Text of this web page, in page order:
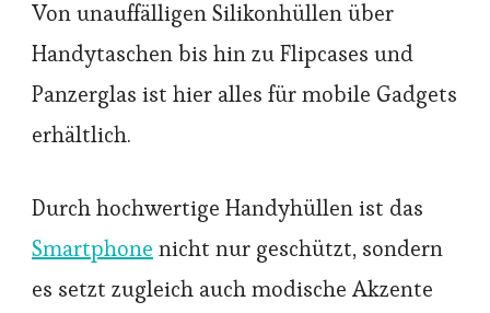
Von unauffälligen Silikonhüllen über
Handytaschen bis hin zu Flipcases und
Panzerglas ist hier alles für mobile Gadgets
erhältlich.
Durch hochwertige Handyhüllen ist das
Smartphone nicht nur geschützt, sondern
es setzt zugleich auch modische Akzente